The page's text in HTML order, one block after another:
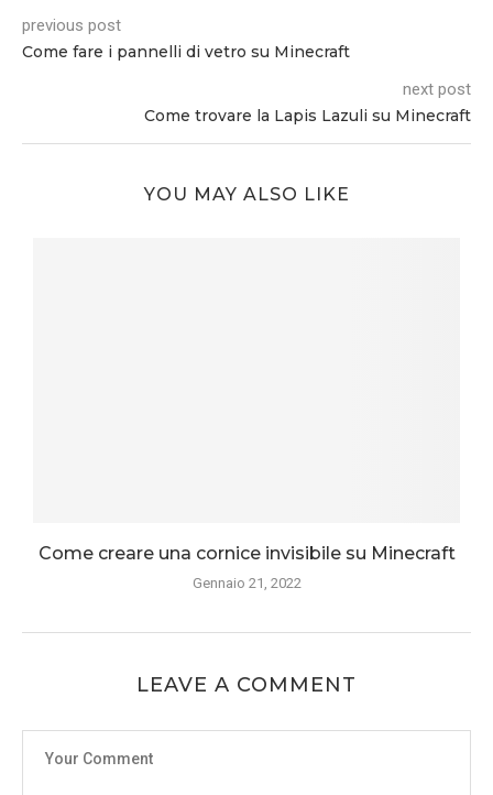
previous post
Come fare i pannelli di vetro su Minecraft
next post
Come trovare la Lapis Lazuli su Minecraft
YOU MAY ALSO LIKE
Come creare una cornice invisibile su Minecraft
Gennaio 21, 2022
LEAVE A COMMENT